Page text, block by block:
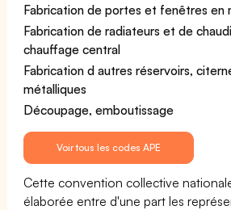
Fabrication de portes et fenêtres en
Fabrication de radiateurs et de
chauffage central
Fabrication d autres réservoirs,
métalliques
Découpage, emboutissage
Voir tous les codes APE
Cette convention collective
élaborée entre d'une part les